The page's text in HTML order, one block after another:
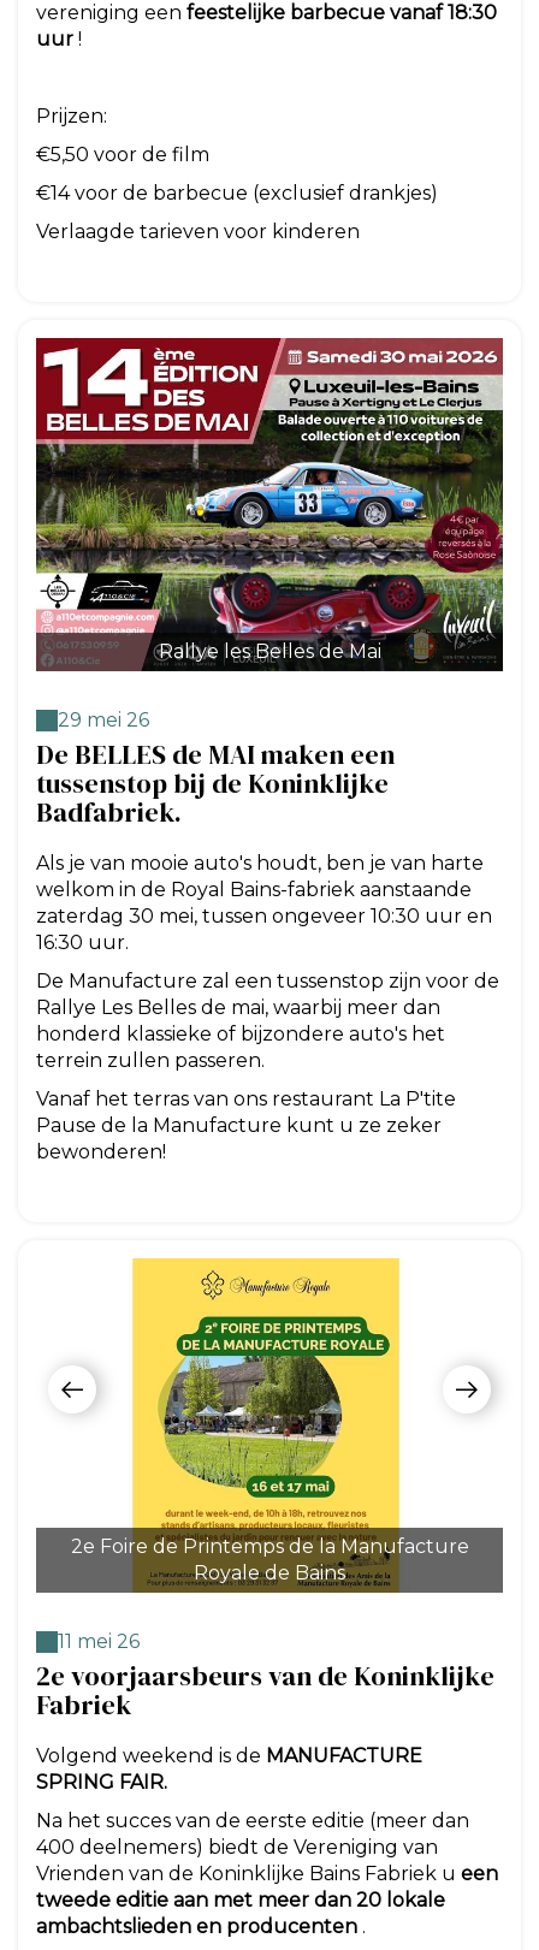
vereniging een feestelijke barbecue vanaf 18:30
uur !
Prijzen:
€5,50 voor de film
€14 voor de barbecue (exclusief drankjes)
Verlaagde tarieven voor kinderen
Rallye les Belles de Mai
29 mei 26
De BELLES de MAI maken een
tussenstop bij de Koninklijke
Badfabriek.
Als je van mooie auto's houdt, ben je van harte
welkom in de Royal Bains-fabriek aanstaande
zaterdag 30 mei, tussen ongeveer 10:30 uur en
16:30 uur.
De Manufacture zal een tussenstop zijn voor de
Rallye Les Belles de mai, waarbij meer dan
honderd klassieke of bijzondere auto's het
terrein zullen passeren.
Vanaf het terras van ons restaurant La P'tite
Pause de la Manufacture kunt u ze zeker
bewonderen!
2e Foire de Printemps de la Manufacture
Royale de Bains
11 mei 26
2e voorjaarsbeurs van de Koninklijke
Fabriek
Volgend weekend is de MANUFACTURE
SPRING FAIR.
Na het succes van de eerste editie (meer dan
400 deelnemers) biedt de Vereniging van
Vrienden van de Koninklijke Bains Fabriek u een
tweede editie aan met meer dan 20 lokale
ambachtslieden en producenten .